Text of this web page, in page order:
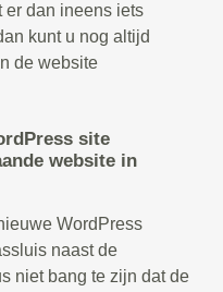
er dan ineens iets
kunt u nog altijd
de website
site
website in
WordPress
naast de
niet bang te zijn dat de